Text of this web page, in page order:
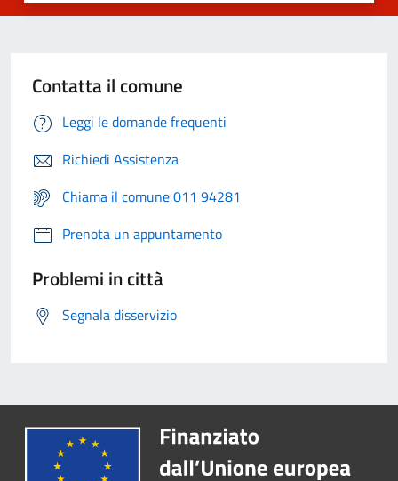
Contatta il comune
Leggi le domande frequenti
Richiedi Assistenza
Chiama il comune 011 94281
Prenota un appuntamento
Problemi in città
Segnala disservizio